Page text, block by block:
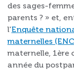
des sages-
parents ? » et,
l'Enquête
maternelles
maternelle, 1ère
année du